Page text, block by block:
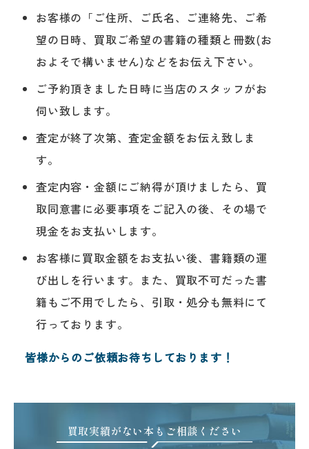
お客様の「ご住所、ご氏名、ご連絡先、ご希
望の日時、買取ご希望の書籍の種類と冊数(お
およそで構いません)などをお伝え下さい。
ご予約頂きました日時に当店のスタッフがお
伺い致します。
査定が終了次第、査定金額をお伝え致しま
す。
査定内容・金額にご納得が頂けましたら、買
取同意書に必要事項をご記入の後、その場で
現金をお支払いします。
お客様に買取金額をお支払い後、書籍類の運
び出しを行います。また、買取不可だった書
籍もご不用でしたら、引取・処分も無料にて
行っております。
皆様からのご依頼お待ちしております！
買取実績がない本もご相談ください